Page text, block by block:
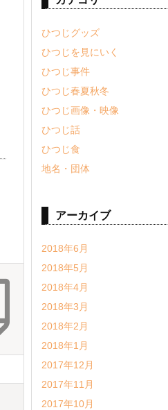
ひつじグッズ
ひつじを見にいく
ひつじ事件
ひつじ春夏秋冬
ひつじ画像・映像
ひつじ話
ひつじ食
地名・団体
アーカイブ
2018年6月
2018年5月
2018年4月
2018年3月
2018年2月
2018年1月
2017年12月
2017年11月
2017年10月